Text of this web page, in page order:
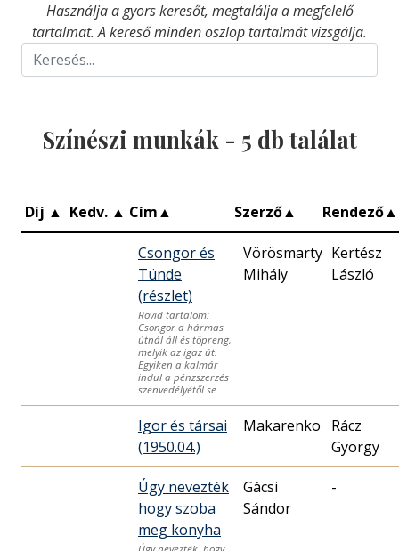
Használja a gyors keresőt, megtalálja a megfelelő
tartalmat. A kereső minden oszlop tartalmát vizsgálja.
Színészi munkák - 5 db találat
Díj ▲ Kedv. ▲ Cím▲ Szerző▲ Rendező▲
Csongor és
Tünde
(részlet)
Rövid tartalom:
Csongor a hármas
útnál áll és töpreng,
melyik az igaz út.
Egyiken a kalmár
indul a pénzszerzés
szenvedélyétől se
Vörösmarty
Mihály
Kertész
László
Igor és társai
(1950.04.)
Makarenko
Rácz
György
Úgy nevezték
hogy szoba
meg konyha
Gácsi
Sándor
-